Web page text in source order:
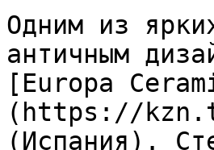
Одним из
античным
[Europa
(https://
(Испания).